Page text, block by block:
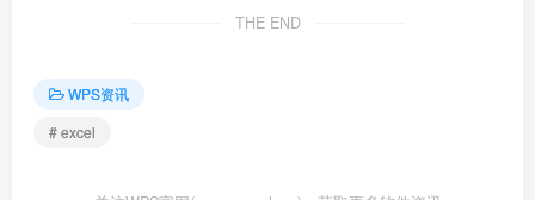
THE END
WPS资讯
# excel